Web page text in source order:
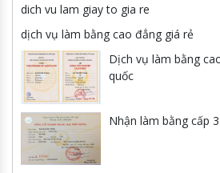
dich vu lam giay to gia re
dịch vụ làm bằng cao đẳng giá rẻ
Dịch vụ làm bằng
quốc
Nhận làm bằng cấp